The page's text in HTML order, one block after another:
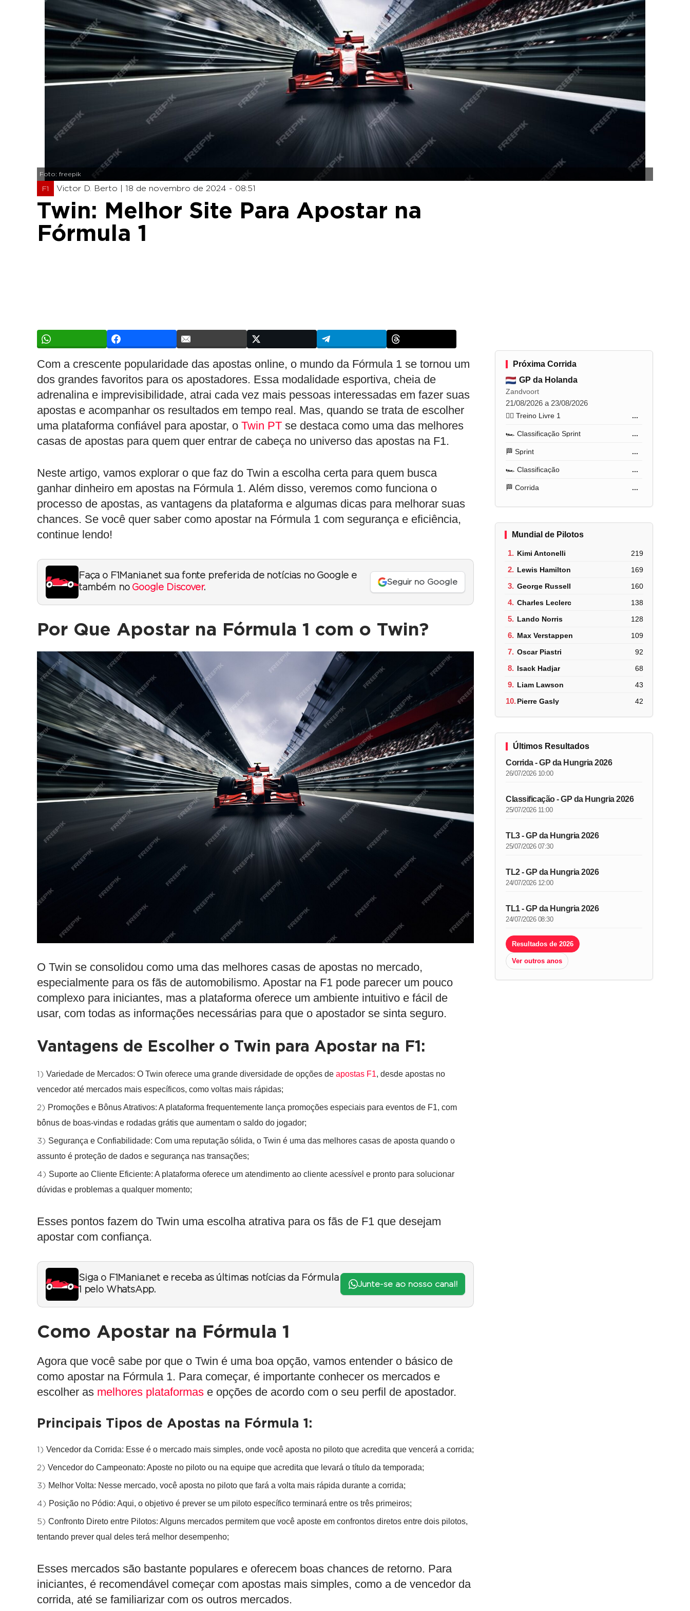
Foto: freepik
F1 Victor D. Berto | 18 de novembro de 2024 - 08:51
Twin: Melhor Site Para Apostar na
Fórmula 1
Com a crescente popularidade das apostas online, o mundo da Fórmula 1 se tornou um
dos grandes favoritos para os apostadores. Essa modalidade esportiva, cheia de
adrenalina e imprevisibilidade, atrai cada vez mais pessoas interessadas em fazer suas
apostas e acompanhar os resultados em tempo real. Mas, quando se trata de escolher
uma plataforma confiável para apostar, o Twin PT se destaca como uma das melhores
casas de apostas para quem quer entrar de cabeça no universo das apostas na F1.
Neste artigo, vamos explorar o que faz do Twin a escolha certa para quem busca
ganhar dinheiro em apostas na Fórmula 1. Além disso, veremos como funciona o
processo de apostas, as vantagens da plataforma e algumas dicas para melhorar suas
chances. Se você quer saber como apostar na Fórmula 1 com segurança e eficiência,
continue lendo!
Faça o F1Mania.net sua fonte preferida de notícias no Google e
também no Google Discover.
Seguir no Google
Por Que Apostar na Fórmula 1 com o Twin?
O Twin se consolidou como uma das melhores casas de apostas no mercado,
especialmente para os fãs de automobilismo. Apostar na F1 pode parecer um pouco
complexo para iniciantes, mas a plataforma oferece um ambiente intuitivo e fácil de
usar, com todas as informações necessárias para que o apostador se sinta seguro.
Vantagens de Escolher o Twin para Apostar na F1:
Variedade de Mercados: O Twin oferece uma grande diversidade de opções de apostas F1, desde apostas no
vencedor até mercados mais específicos, como voltas mais rápidas;
Promoções e Bônus Atrativos: A plataforma frequentemente lança promoções especiais para eventos de F1, com
bônus de boas-vindas e rodadas grátis que aumentam o saldo do jogador;
Segurança e Confiabilidade: Com uma reputação sólida, o Twin é uma das melhores casas de aposta quando o
assunto é proteção de dados e segurança nas transações;
Suporte ao Cliente Eficiente: A plataforma oferece um atendimento ao cliente acessível e pronto para solucionar
dúvidas e problemas a qualquer momento;
Esses pontos fazem do Twin uma escolha atrativa para os fãs de F1 que desejam
apostar com confiança.
Siga o F1Mania.net e receba as últimas notícias da Fórmula
1 pelo WhatsApp.
Junte-se ao nosso canal!
Como Apostar na Fórmula 1
Agora que você sabe por que o Twin é uma boa opção, vamos entender o básico de
como apostar na Fórmula 1. Para começar, é importante conhecer os mercados e
escolher as melhores plataformas e opções de acordo com o seu perfil de apostador.
Principais Tipos de Apostas na Fórmula 1:
Vencedor da Corrida: Esse é o mercado mais simples, onde você aposta no piloto que acredita que vencerá a corrida;
Vencedor do Campeonato: Aposte no piloto ou na equipe que acredita que levará o título da temporada;
Melhor Volta: Nesse mercado, você aposta no piloto que fará a volta mais rápida durante a corrida;
Posição no Pódio: Aqui, o objetivo é prever se um piloto específico terminará entre os três primeiros;
Confronto Direto entre Pilotos: Alguns mercados permitem que você aposte em confrontos diretos entre dois pilotos,
tentando prever qual deles terá melhor desempenho;
Esses mercados são bastante populares e oferecem boas chances de retorno. Para
iniciantes, é recomendável começar com apostas mais simples, como a de vencedor da
corrida, até se familiarizar com os outros mercados.
Próxima Corrida
GP da Holanda
Zandvoort
21/08/2026 a 23/08/2026
🏋️‍♂️ Treino Livre 1 ...
🏎️ Classificação Sprint ...
🏁 Sprint ...
🏎️ Classificação ...
🏁 Corrida ...
Mundial de Pilotos
1. Kimi Antonelli 219
2. Lewis Hamilton 169
3. George Russell 160
4. Charles Leclerc 138
5. Lando Norris 128
6. Max Verstappen 109
7. Oscar Piastri 92
8. Isack Hadjar 68
9. Liam Lawson 43
10.Pierre Gasly 42
Últimos Resultados
Corrida - GP da Hungria 2026
26/07/2026 10:00
Classificação - GP da Hungria 2026
25/07/2026 11:00
TL3 - GP da Hungria 2026
25/07/2026 07:30
TL2 - GP da Hungria 2026
24/07/2026 12:00
TL1 - GP da Hungria 2026
24/07/2026 08:30
Resultados de 2026
Ver outros anos